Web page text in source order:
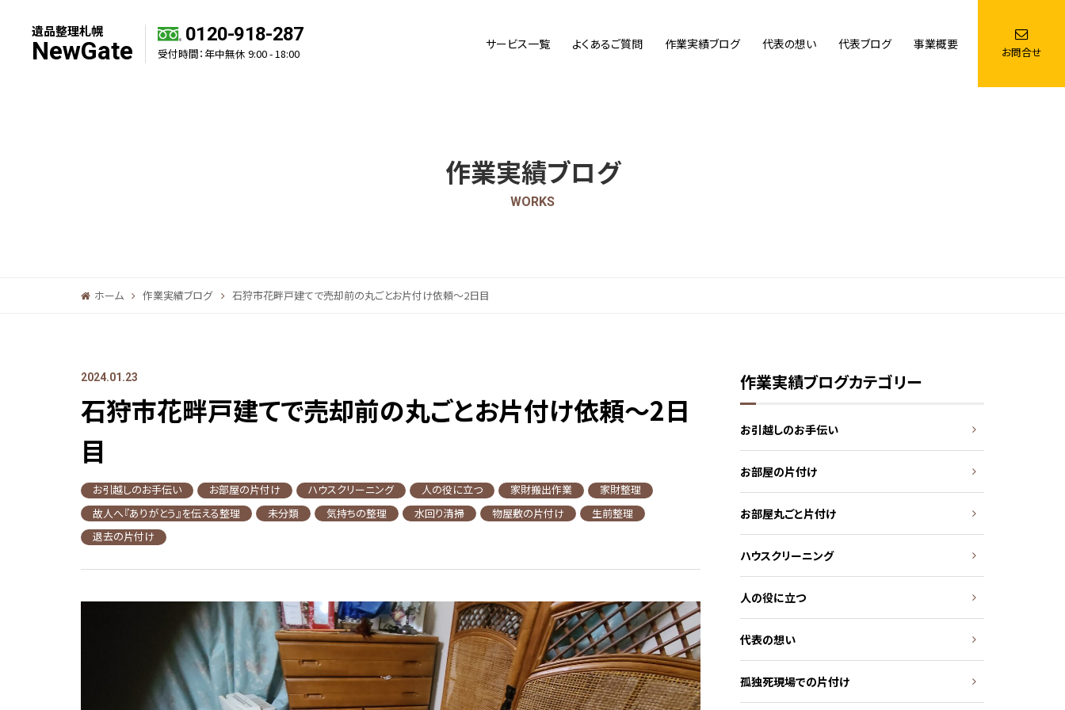
遺品整理札幌
NewGate
0120-918-287
受付時間：年中無休 9:00 - 18:00
サービス一覧 よくあるご質問 作業実績ブログ 代表の想い 代表ブログ 事業概要
お問合せ
作業実績ブログ
WORKS
ホーム 作業実績ブログ 石狩市花畔戸建てで売却前の丸ごとお片付け依頼～2日目
2024.01.23
石狩市花畔戸建てで売却前の丸ごとお片付け依頼～2日
目
お引越しのお手伝い お部屋の片付け ハウスクリーニング 人の役に立つ 家財搬出作業
家財整理
故人へ『ありがとう』を伝える整理
未分類 気持ちの整理 水回り清掃 物屋敷の片付け
生前整理
退去の片付け
作業実績ブログカテゴリー
お引越しのお手伝い
お部屋の片付け
お部屋丸ごと片付け
ハウスクリーニング
人の役に立つ
代表の想い
孤独死現場での片付け